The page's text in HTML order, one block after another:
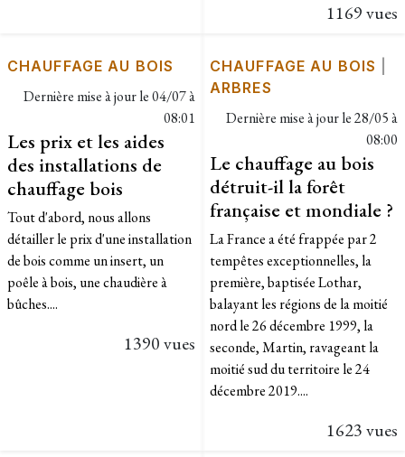
1169 vues
CHAUFFAGE AU BOIS
Dernière mise à jour le04/07 à
08:01
Les prix et les aides
des installations de
chauffage bois
Tout d'abord, nous allons
détailler le prix d'une installation
de bois comme un insert, un
poêle à bois, une chaudière à
bûches....
1390 vues
CHAUFFAGE AU BOIS
ARBRES
Dernière mise à jour le28/05 à
08:00
Le chauffage au bois
détruit-il la forêt
française et mondiale ?
La France a été frappée par 2
tempêtes exceptionnelles, la
première, baptisée Lothar,
balayant les régions de la moitié
nord le 26 décembre 1999, la
seconde, Martin, ravageant la
moitié sud du territoire le 24
décembre 2019....
1623 vues